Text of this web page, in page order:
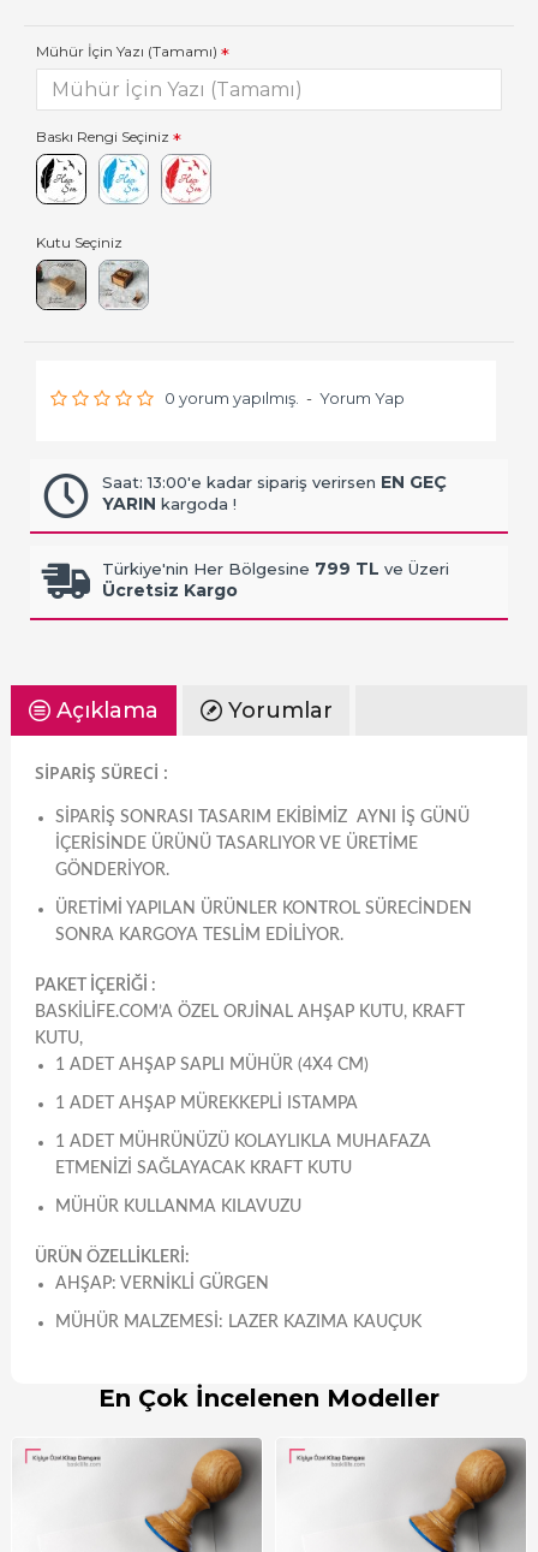
0 yorum yapılmış. - Yorum Yap
Mühür İçin Yazı (Tamamı)
Baskı Rengi Seçiniz
Kutu Seçiniz
Saat: 13:00'e kadar sipariş verirsen EN GEÇ
YARIN kargoda !
Türkiye'nin Her Bölgesine 799 TL ve Üzeri
Ücretsiz Kargo
Açıklama Yorumlar
SİPARİŞ SÜRECİ :
SIPARIŞ SONRASI TASARIM EKIBIMIZ AYNI IŞ GÜNÜ
IÇERISINDE ÜRÜNÜ TASARLIYOR VE ÜRETIME
GÖNDERIYOR.
ÜRETIMI YAPILAN ÜRÜNLER KONTROL SÜRECINDEN
SONRA KARGOYA TESLIM EDILIYOR.
PAKET İÇERİĞİ :
BASKILIFE.COM’A ÖZEL ORJINAL AHŞAP KUTU, KRAFT
KUTU,
1 ADET AHŞAP SAPLI MÜHÜR (4X4 CM)
1 ADET AHŞAP MÜREKKEPLI ISTAMPA
1 ADET MÜHRÜNÜZÜ KOLAYLIKLA MUHAFAZA
ETMENIZI SAĞLAYACAK KRAFT KUTU
MÜHÜR KULLANMA KILAVUZU
ÜRÜN ÖZELLİKLERİ:
AHŞAP: VERNIKLI GÜRGEN
MÜHÜR MALZEMESI: LAZER KAZIMA KAUÇUK
En Çok İncelenen Modeller